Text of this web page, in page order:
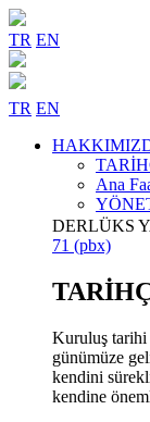
TR EN
TR EN
Ana
DERLÜKS
71 (pbx)
Kuruluş tarihi
günümüze
kendini
kendine